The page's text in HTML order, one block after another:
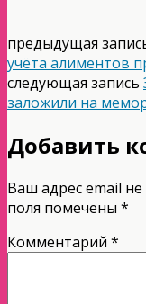
предыдущая
учёта алиментов
следующая запись
заложили на
Добавить
Ваш адрес email
поля помечены *
Комментарий *